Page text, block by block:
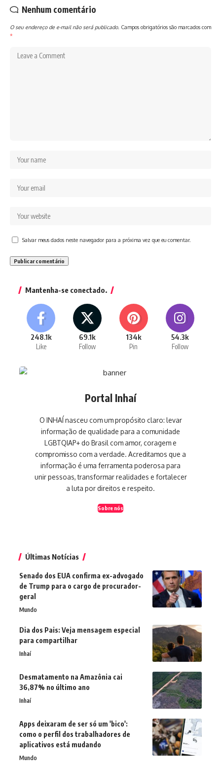
Nenhum comentário
O seu endereço de e-mail não será publicado. Campos obrigatórios são marcados com
*
Salvar meus dados neste navegador para a próxima vez que eu comentar.
Mantenha-se conectado.
248.1k
Like
69.1k
Follow
134k
Pin
54.3k
Follow
Portal Inhaí
O INHAÍ nasceu com um propósito claro: levar
informação de qualidade para a comunidade
LGBTQIAP+ do Brasil com amor, coragem e
compromisso com a verdade. Acreditamos que a
informação é uma ferramenta poderosa para
unir pessoas, transformar realidades e fortalecer
a luta por direitos e respeito.
Sobre nós
Últimas Notícias
Senado dos EUA confirma ex-advogado
de Trump para o cargo de procurador-
geral
Mundo
Dia dos Pais: Veja mensagem especial
para compartilhar
Inhaí
Desmatamento na Amazônia cai
36,87% no último ano
Inhaí
Apps deixaram de ser só um 'bico':
como o perfil dos trabalhadores de
aplicativos está mudando
Mundo